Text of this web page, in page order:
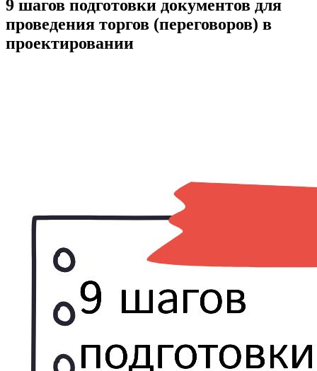
9 шагов подготовки документов для
проведения торгов (переговоров) в
проектировании